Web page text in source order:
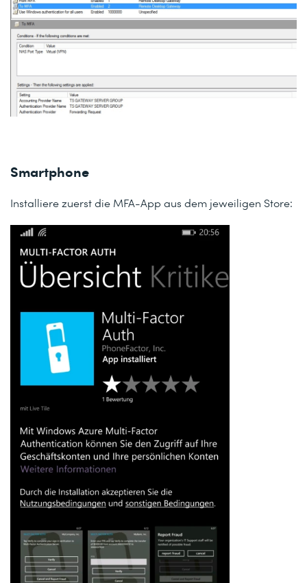
Smartphone
Installiere zuerst die MFA-App aus dem jeweiligen Store: